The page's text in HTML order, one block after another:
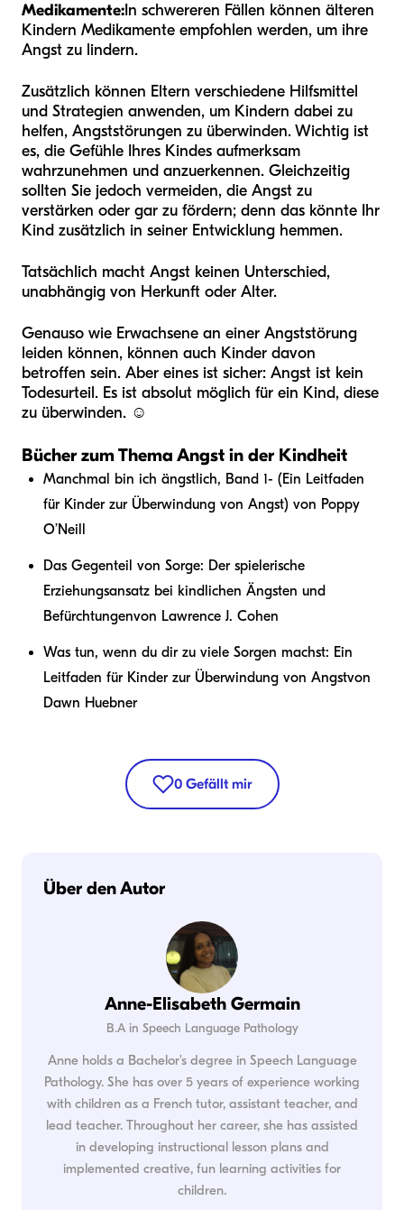
Medikamente:In schwereren Fällen können älteren
Kindern Medikamente empfohlen werden, um ihre
Angst zu lindern.
Zusätzlich können Eltern verschiedene Hilfsmittel
und Strategien anwenden, um Kindern dabei zu
helfen, Angststörungen zu überwinden. Wichtig ist
es, die Gefühle Ihres Kindes aufmerksam
wahrzunehmen und anzuerkennen. Gleichzeitig
sollten Sie jedoch vermeiden, die Angst zu
verstärken oder gar zu fördern; denn das könnte Ihr
Kind zusätzlich in seiner Entwicklung hemmen.
Tatsächlich macht Angst keinen Unterschied,
unabhängig von Herkunft oder Alter.
Genauso wie Erwachsene an einer Angststörung
leiden können, können auch Kinder davon
betroffen sein. Aber eines ist sicher: Angst ist kein
Todesurteil. Es ist absolut möglich für ein Kind, diese
zu überwinden. ☺
Bücher zum Thema Angst in der Kindheit
Manchmal bin ich ängstlich, Band 1- (Ein Leitfaden
für Kinder zur Überwindung von Angst) von Poppy
O’Neill
Das Gegenteil von Sorge: Der spielerische
Erziehungsansatz bei kindlichen Ängsten und
Befürchtungenvon Lawrence J. Cohen
Was tun, wenn du dir zu viele Sorgen machst: Ein
Leitfaden für Kinder zur Überwindung von Angstvon
Dawn Huebner
0 Gefällt mir
Über den Autor
Anne-Elisabeth Germain
B.A in Speech Language Pathology
Anne holds a Bachelor's degree in Speech Language
Pathology. She has over 5 years of experience working
with children as a French tutor, assistant teacher, and
lead teacher. Throughout her career, she has assisted
in developing instructional lesson plans and
implemented creative, fun learning activities for
children.